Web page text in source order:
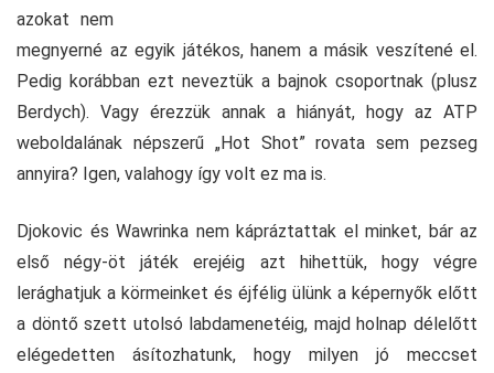
azokat nem
megnyerné az egyik játékos, hanem a másik veszítené el.
Pedig korábban ezt neveztük a bajnok csoportnak (plusz
Berdych). Vagy érezzük annak a hiányát, hogy az ATP
weboldalának népszerű „Hot Shot” rovata sem pezseg
annyira? Igen, valahogy így volt ez ma is.
Djokovic és Wawrinka nem kápráztattak el minket, bár az
első négy-öt játék erejéig azt hihettük, hogy végre
lerághatjuk a körmeinket és éjfélig ülünk a képernyők előtt
a döntő szett utolsó labdamenetéig, majd holnap délelőtt
elégedetten ásítozhatunk, hogy milyen jó meccset